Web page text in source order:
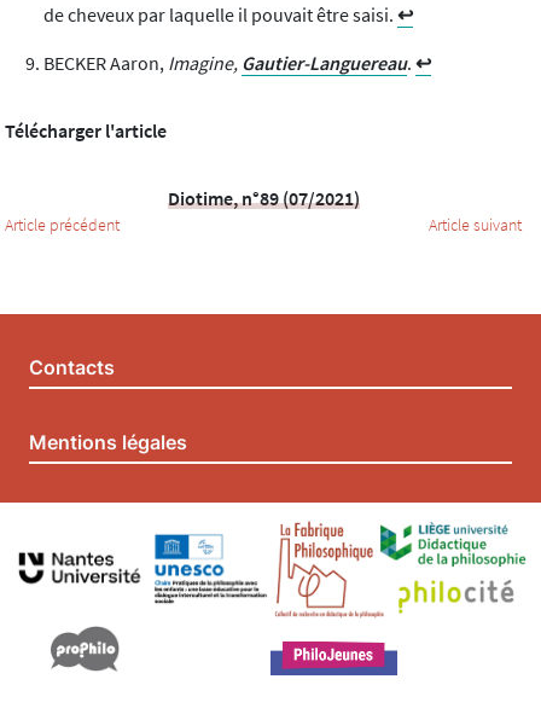
de cheveux par laquelle il pouvait être saisi. ↩︎
BECKER Aaron, Imagine, Gautier-Languereau. ↩︎
Télécharger l'article
Article précédent
Diotime, n°89 (07/2021)
Article suivant
Contacts
Mentions légales